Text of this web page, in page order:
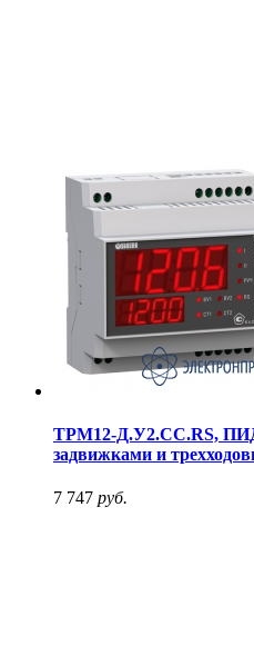
ТРМ12-Д.У2.СС.RS,
задвижками и
7 747 руб.